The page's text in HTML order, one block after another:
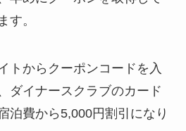
す。
トからクーポンコードを入
ダイナースクラブのカード
泊費から5,000円割引になり